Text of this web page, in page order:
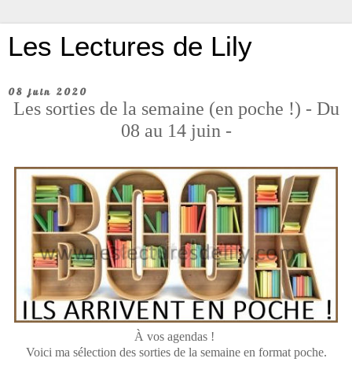
Les Lectures de Lily
08 juin 2020
Les sorties de la semaine (en poche !) - Du
08 au 14 juin -
À vos agendas !
Voici ma sélection des sorties de la semaine en format poche.